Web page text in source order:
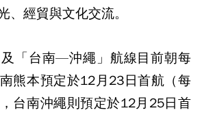
、經貿與文化交流。
「台南—沖繩」航線目前朝每
熊本預定於12月23日首航（每
台南沖繩則預定於12月25日首